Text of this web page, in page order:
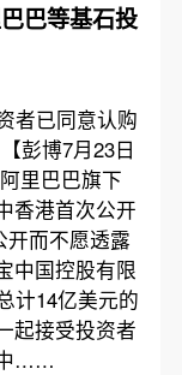
巴等基石投
者已同意认购
彭博7月23日
里巴巴旗下
香港首次公开
而不愿透露
中国控股有限
计14亿美元的
起接受投资者
中……